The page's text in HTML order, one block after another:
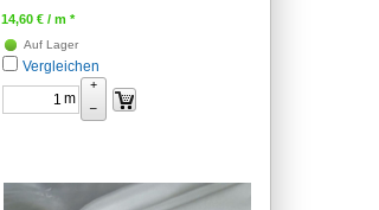
14,60 € / m *
Auf Lager
Vergleichen
m
+
–